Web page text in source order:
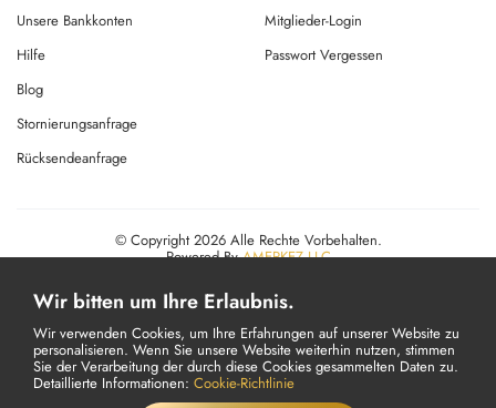
Unsere Bankkonten
Hilfe
Mitglieder-Login
Passwort Vergessen
Blog
Stornierungsanfrage
Rücksendeanfrage
© Copyright 2026 Alle Rechte Vorbehalten.
Powered ByAMERKEZ LLC
Wir bitten um Ihre Erlaubnis.
Wir verwenden Cookies, um Ihre Erfahrungen auf unserer Website zu
personalisieren. Wenn Sie unsere Website weiterhin nutzen, stimmen
Sie der Verarbeitung der durch diese Cookies gesammelten Daten zu.
Detaillierte Informationen: Cookie-Richtlinie